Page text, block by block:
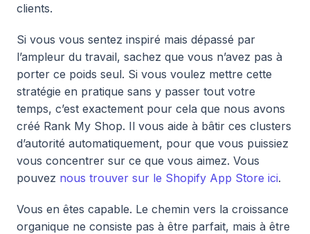
clients.
Si vous vous sentez inspiré mais dépassé par
l’ampleur du travail, sachez que vous n’avez pas à
porter ce poids seul. Si vous voulez mettre cette
stratégie en pratique sans y passer tout votre
temps, c’est exactement pour cela que nous avons
créé Rank My Shop. Il vous aide à bâtir ces clusters
d’autorité automatiquement, pour que vous puissiez
vous concentrer sur ce que vous aimez. Vous
pouvez nous trouver sur le Shopify App Store ici.
Vous en êtes capable. Le chemin vers la croissance
organique ne consiste pas à être parfait, mais à être